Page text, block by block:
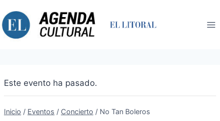
al
contenido
Este evento ha pasado.
Inicio / Eventos / Concierto / No Tan Boleros